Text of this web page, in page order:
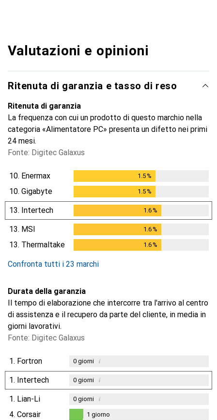
Valutazioni e opinioni
Ritenuta di garanzia e tasso di reso
Ritenuta di garanzia
La frequenza con cui un prodotto di questo marchio nella
categoria «Alimentatore PC» presenta un difetto nei primi
24 mesi.
Fonte: Digitec Galaxus
10. Enermax 1.5%
10. Gigabyte 1.5%
13. Intertech 1.6%
13. MSI 1.6%
13. Thermaltake 1.6%
Confronta tutti i 23 marchi
Durata della garanzia
Il tempo di elaborazione che intercorre tra l'arrivo al centro
di assistenza e il recupero da parte del cliente, in media in
giorni lavorativi.
Fonte: Digitec Galaxus
1. Fortron 0giorni i
1. Intertech 0giorni i
1. Lian-Li 0giorni i
4. Corsair 1 giorno